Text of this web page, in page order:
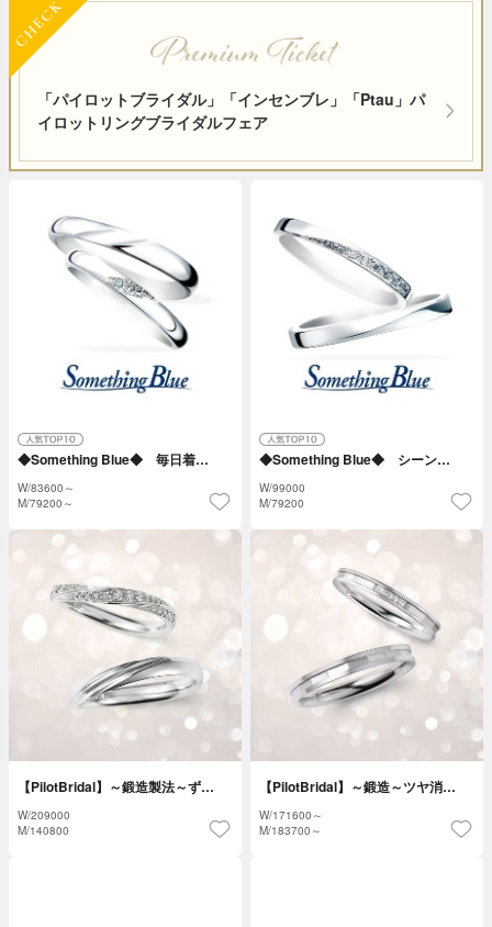
「パイロットブライダル」「インセンブレ」「Ptau」パ
イロットリングブライダルフェア
◆Something Blue◆ 毎日着…
W/83600～
M/79200～
◆Something Blue◆ シーン…
W/99000
M/79200
【PilotBridal】～鍛造製法～ず…
W/209000
M/140800
【PilotBridal】～鍛造～ツヤ消…
W/171600～
M/183700～